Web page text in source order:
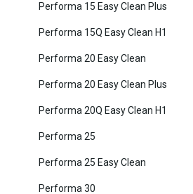
Performa 15 Easy Clean Plus
Performa 15Q Easy Clean H1
Performa 20 Easy Clean
Performa 20 Easy Clean Plus
Performa 20Q Easy Clean H1
Performa 25
Performa 25 Easy Clean
Performa 30